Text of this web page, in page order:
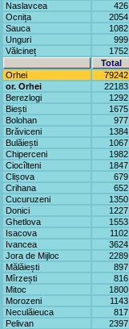
Naslavcea
426
Ocnița
2054
Sauca
1082
Unguri
999
Vălcineț
1752
Total
Orhei
79242
or. Orhei
22183
Berezlogi
1292
Biești
1675
Bolohan
977
Brăviceni
1384
Bulăiești
1067
Chiperceni
1982
Ciocîlteni
1847
Clișova
679
Crihana
652
Cucuruzeni
1350
Donici
1227
Ghetlova
1553
Isacova
1102
Ivancea
3624
Jora de Mijloc
2289
Mălăiești
897
Mîrzești
816
Mitoc
1800
Morozeni
1143
Neculăieuca
817
Pelivan
2397